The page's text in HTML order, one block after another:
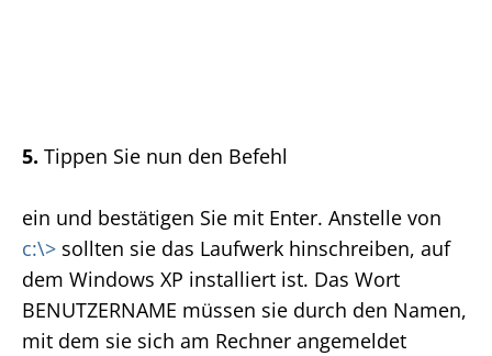
5. Tippen Sie nun den Befehl
ein und bestätigen Sie mit Enter. Anstelle von
c:\> sollten sie das Laufwerk hinschreiben, auf
dem Windows XP installiert ist. Das Wort
BENUTZERNAME müssen sie durch den Namen,
mit dem sie sich am Rechner angemeldet